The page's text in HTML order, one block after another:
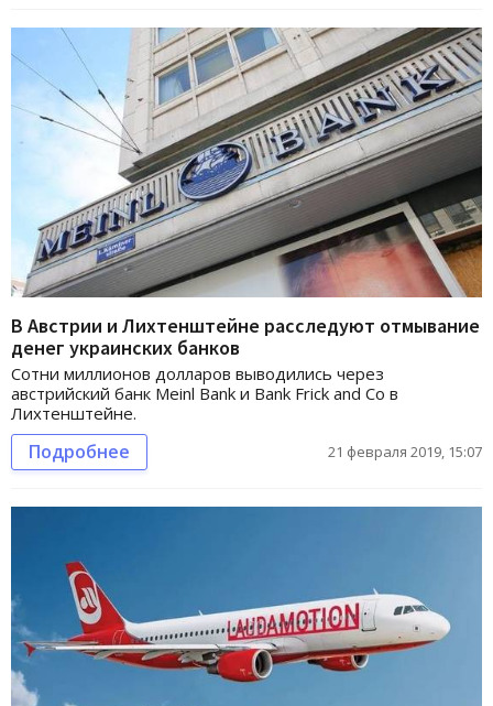
В Австрии и Лихтенштейне расследуют отмывание
денег украинских банков
Сотни миллионов долларов выводились через
австрийский банк Meinl Bank и Bank Frick and Co в
Лихтенштейне.
Подробнее 21 февраля 2019, 15:07